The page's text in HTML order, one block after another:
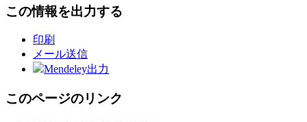
この情報を出力する
印刷
メール送信
Mendeley出力
このページのリンク